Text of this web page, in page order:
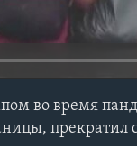
во время
прекратил